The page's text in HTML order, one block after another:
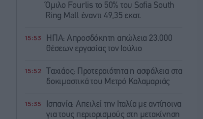
Όμιλο Fourlis το 50% του Sofia South
Ring Mall έναντι 49,35 εκατ.
15:53
ΗΠΑ: Απροσδόκητη απώλεια 23.000
θέσεων εργασίας τον Ιούλιο
15:52
Ταχιάος: Προτεραιότητα η ασφάλεια στα
δοκιμαστικά του Μετρό Καλαμαριάς
15:35
Ισπανία: Απειλεί την Ιταλία με αντίποινα
για τους περιορισμούς στη μετακίνηση